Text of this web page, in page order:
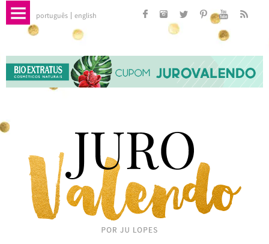
português english